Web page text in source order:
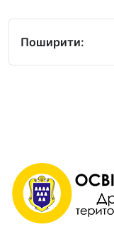
Поширити: